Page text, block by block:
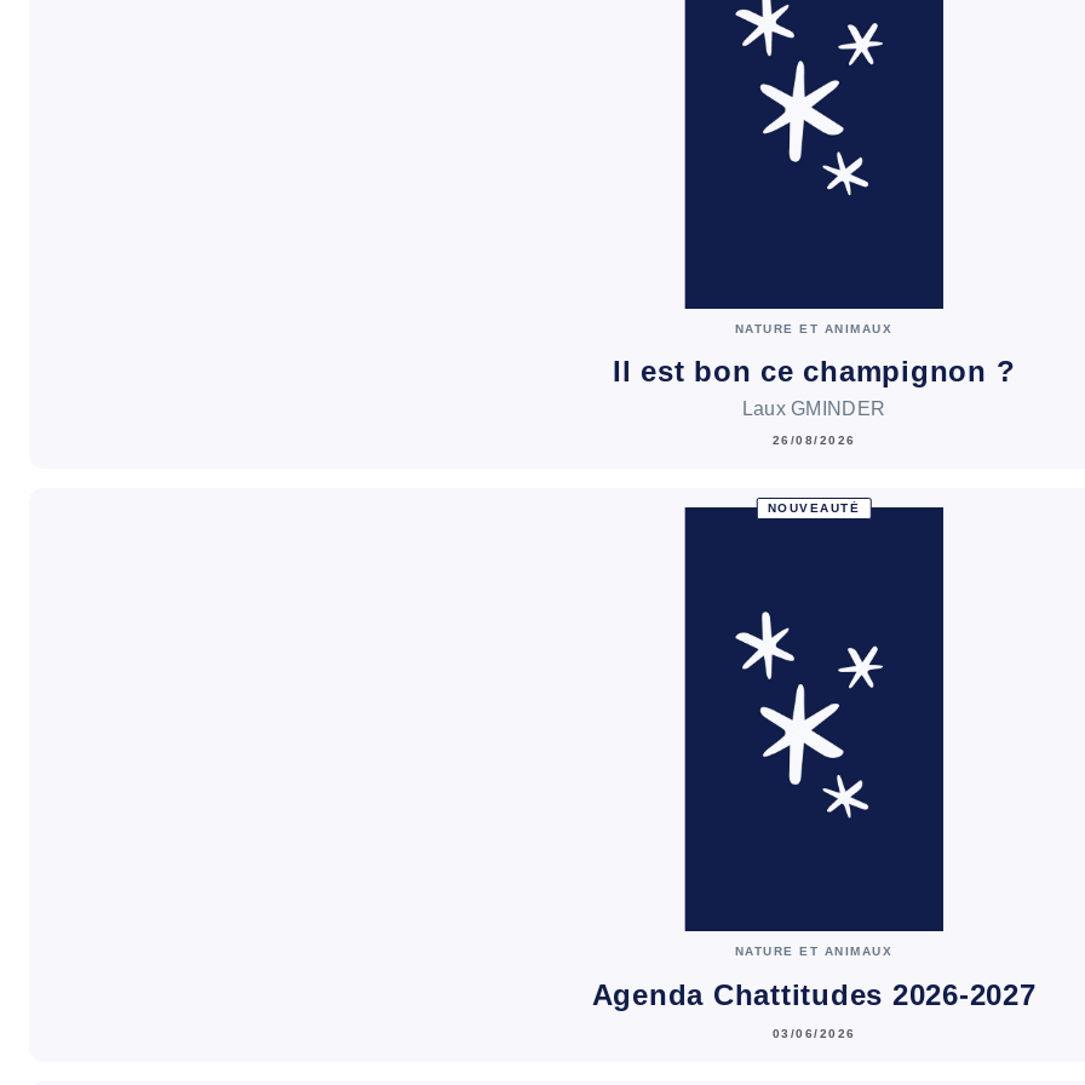
NATURE ET ANIMAUX
Il est bon ce champignon ?
Laux GMINDER
26/08/2026
NOUVEAUTÉ
NATURE ET ANIMAUX
Agenda Chattitudes 2026-2027
03/06/2026